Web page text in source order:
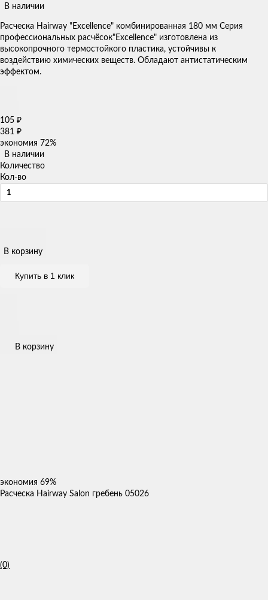
В наличии
​Расческа Hairway "Excellence" комбинированная​ 180 мм Серия
профессиональных расчёсок"Excellence" изготовлена из
высокопрочного термостойкого пластика, устойчивы к
воздействию химических веществ. Обладают антистатическим
эффектом.
105 ₽
381 ₽
экономия 72%
В наличии
Количество
Кол-во
В корзину
Купить в 1 клик
В корзину
экономия 69%
Расческа Hairway Salon гребень 05026
(0)